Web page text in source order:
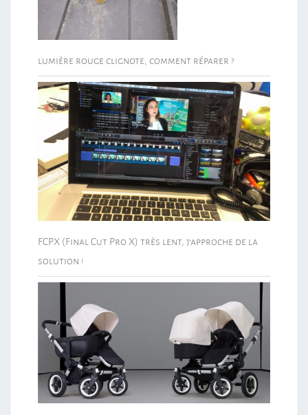
lumière rouge clignote, comment réparer ?
FCPX (Final Cut Pro X) très lent, j’approche de la
solution !